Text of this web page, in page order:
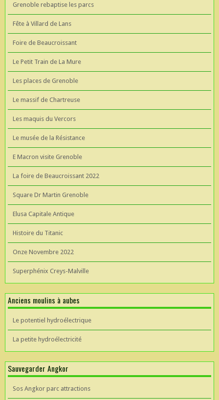
Grenoble rebaptise les parcs
Fête à Villard de Lans
Foire de Beaucroissant
Le Petit Train de La Mure
Les places de Grenoble
Le massif de Chartreuse
Les maquis du Vercors
Le musée de la Résistance
E Macron visite Grenoble
La foire de Beaucroissant 2022
Square Dr Martin Grenoble
Elusa Capitale Antique
Histoire du Titanic
Onze Novembre 2022
Superphénix Creys-Malville
Anciens moulins à aubes
Le potentiel hydroélectrique
La petite hydroélectricité
Sauvegarder Angkor
Sos Angkor parc attractions